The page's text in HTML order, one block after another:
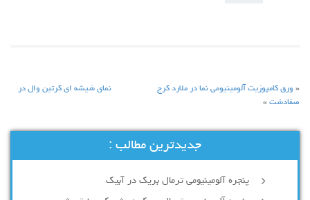
« ورق كامپوزيت آلومینیومی نما در ملارد كرج
نمای شيشه ای كرتين وال در
صفادشت »
جدیدترین مطالب :
پنجره آلومینیومی ترمال بریک در آبیک